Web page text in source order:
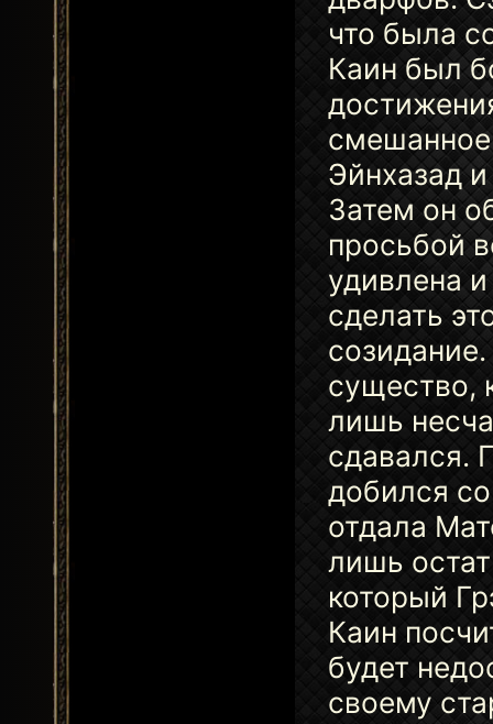
что была
Каин был
смешанное
Эйнхазад
Затем он
просьбой
удивлена
сделать
существо,
лишь
сдавался.
добился
отдала
лишь
который
Каин
будет
своему